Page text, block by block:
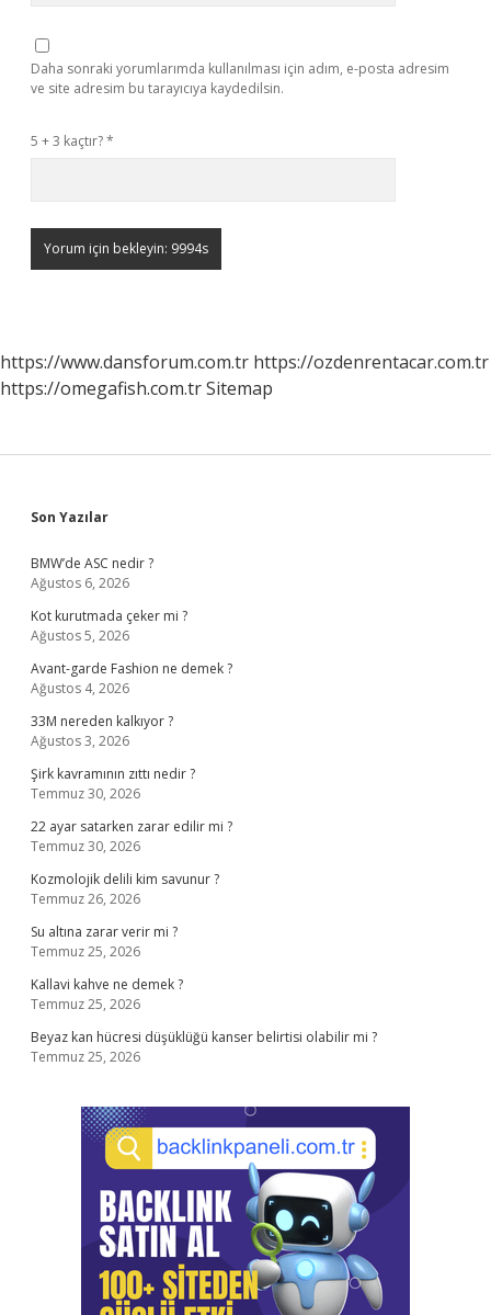
Daha sonraki yorumlarımda kullanılması için adım, e-posta adresim
ve site adresim bu tarayıcıya kaydedilsin.
5 + 3 kaçtır?*
https://www.dansforum.com.tr https://ozdenrentacar.com.tr
https://omegafish.com.trSitemap
Sidebar
Son Yazılar
BMW’de ASC nedir ?
Ağustos 6, 2026
Kot kurutmada çeker mi ?
Ağustos 5, 2026
Avant-garde Fashion ne demek ?
Ağustos 4, 2026
33M nereden kalkıyor ?
Ağustos 3, 2026
Şirk kavramının zıttı nedir ?
Temmuz 30, 2026
22 ayar satarken zarar edilir mi ?
Temmuz 30, 2026
Kozmolojik delili kim savunur ?
Temmuz 26, 2026
Su altına zarar verir mi ?
Temmuz 25, 2026
Kallavi kahve ne demek ?
Temmuz 25, 2026
Beyaz kan hücresi düşüklüğü kanser belirtisi olabilir mi ?
Temmuz 25, 2026